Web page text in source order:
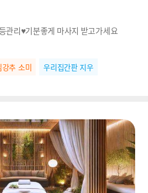
관리♥기분좋게 마사지 받고가세요
강추 소미 우리집간판 지우